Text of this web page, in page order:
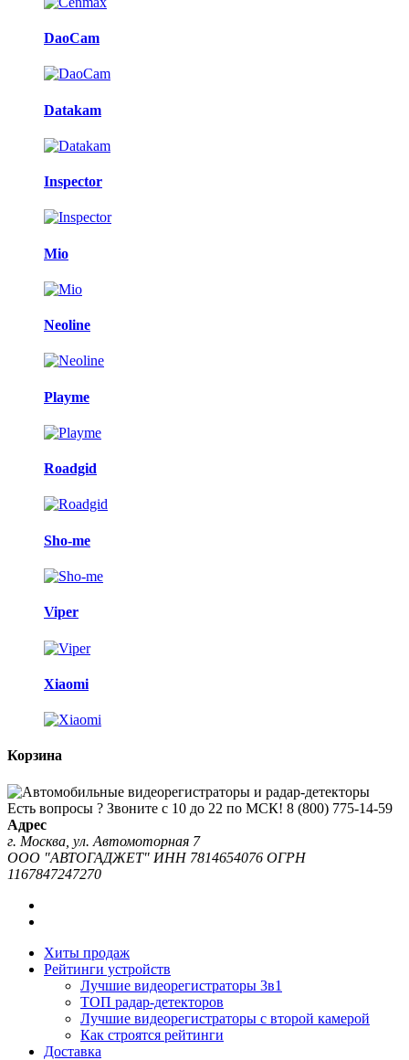
DaoCam
Datakam
Inspector
Mio
Neoline
Playme
Roadgid
Sho-me
Viper
Xiaomi
Корзина
Есть вопросы ? Звоните с 10 до 22 по МСК! 8 (800) 775-14-59
Адрес
г. Москва, ул. Автомоторная 7
ООО "АВТОГАДЖЕТ" ИНН 7814654076 ОГРН
1167847247270
Хиты продаж
Рейтинги устройств
Лучшие видеорегистраторы 3в1
ТОП радар-детекторов
Лучшие видеорегистраторы с второй камерой
Как строятся рейтинги
Доставка